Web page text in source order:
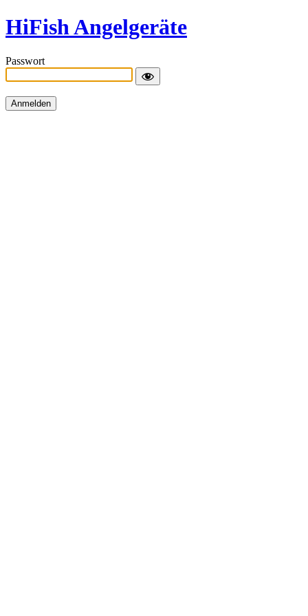
HiFish Angelgeräte
Passwort